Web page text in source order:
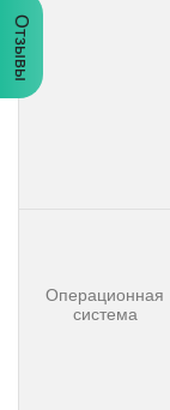
Операционная
система
Отзывы